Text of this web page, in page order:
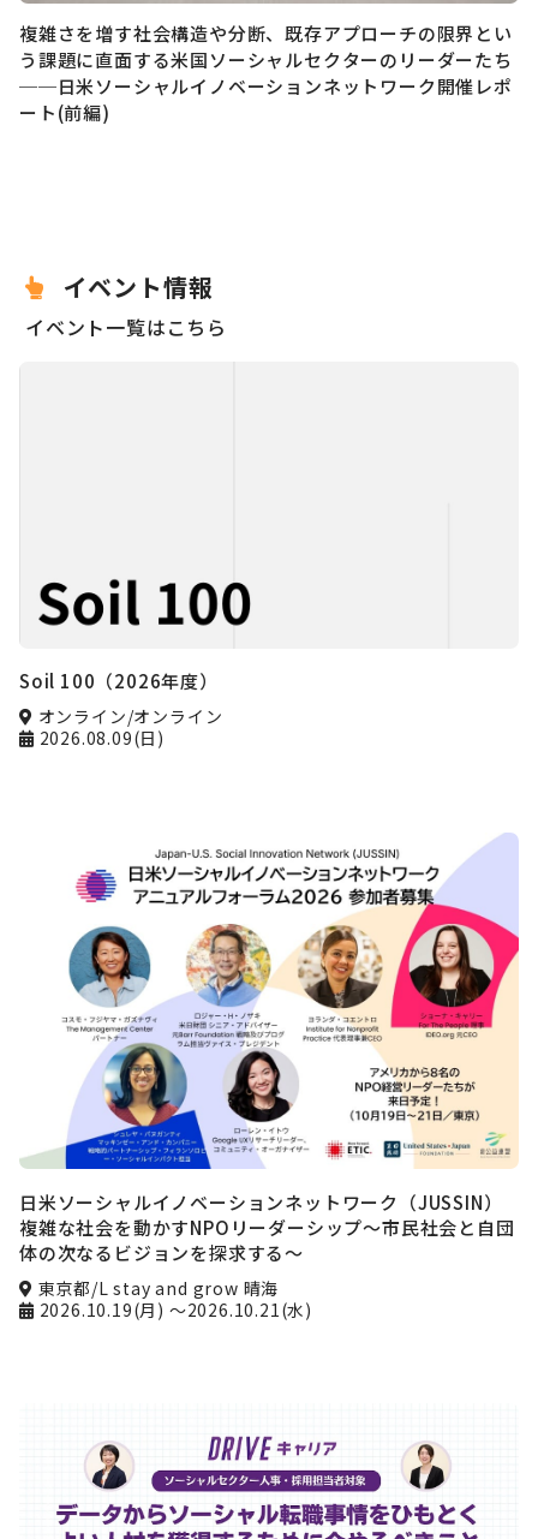
複雑さを増す社会構造や分断、既存アプローチの限界とい
う課題に直面する米国ソーシャルセクターのリーダーたち
──日米ソーシャルイノベーションネットワーク開催レポ
ート(前編)
イベント情報
イベント一覧はこちら
Soil 100（2026年度）
オンライン/オンライン
2026.08.09(日)
日米ソーシャルイノベーションネットワーク（JUSSIN）
複雑な社会を動かすNPOリーダーシップ〜市民社会と自団
体の次なるビジョンを探求する〜
東京都/L stay and grow 晴海
2026.10.19(月) ～2026.10.21(水)